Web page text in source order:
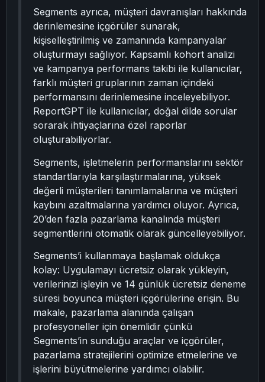
Segments ayrıca, müşteri davranışları hakkında
derinlemesine içgörüler sunarak,
kişiselleştirilmiş ve zamanında kampanyalar
oluşturmayı sağlıyor. Kapsamlı kohort analizi
ve kampanya performans takibi ile kullanıcılar,
farklı müşteri gruplarının zaman içindeki
performansını derinlemesine inceleyebiliyor.
ReportGPT ile kullanıcılar, doğal dilde sorular
sorarak ihtiyaçlarına özel raporlar
oluşturabiliyorlar.
Segments, işletmelerin performanslarını sektör
standartlarıyla karşılaştırmalarına, yüksek
değerli müşterileri tanımlamalarına ve müşteri
kaybını azaltmalarına yardımcı oluyor. Ayrıca,
20’den fazla pazarlama kanalında müşteri
segmentlerini otomatik olarak güncelleyebiliyor.
Segments’i kullanmaya başlamak oldukça
kolay: Uygulamayı ücretsiz olarak yükleyin,
verilerinizi işleyin ve 14 günlük ücretsiz deneme
süresi boyunca müşteri içgörülerine erişin. Bu
makale, pazarlama alanında çalışan
profesyoneller için önemlidir çünkü
Segments’in sunduğu araçlar ve içgörüler,
pazarlama stratejilerini optimize etmelerine ve
işlerini büyütmelerine yardımcı olabilir.